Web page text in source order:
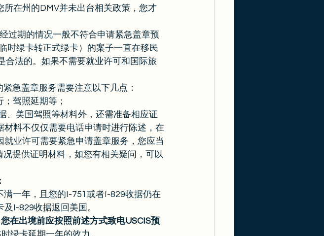
在州的DMV并未出台相关政策，您才
过期的情况一般不符合申请紧急盖章预
时绿卡转正式绿卡）的案子一直在移民
法的。如果不需要就业许可和国际旅
急盖章服务需要注意以下几点：
驾照延期等；
、美国驾照等材料外，还需准备相应证
料不仅仅需要电话申请时进行陈述，在
业许可需要紧急申请盖章服务，您应当
提供证明材料，如您有相关疑问，可以
满一年，且您的I-751或者I-829收据仍在
及I-829收据返回美国。
您在出境前应按照前述方式致电USCIS预